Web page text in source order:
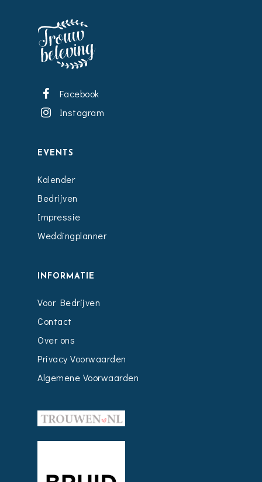
Facebook
Instagram
EVENTS
Kalender
Bedrijven
Impressie
Weddingplanner
INFORMATIE
Voor Bedrijven
Contact
Over ons
Privacy Voorwaarden
Algemene Voorwaarden